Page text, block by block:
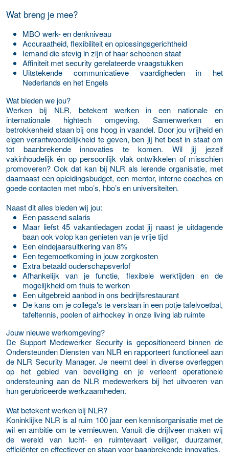
Wat breng je mee?
MBO werk- en denkniveau
Accuraatheid, flexibiliteit en oplossingsgerichtheid
Iemand die stevig in zijn of haar schoenen staat
Affiniteit met security gerelateerde vraagstukken
Uitstekende communicatieve vaardigheden in het
Nederlands en het Engels
Wat bieden we jou?
Werken bij NLR, betekent werken in een nationale en
internationale hightech omgeving. Samenwerken en
betrokkenheid staan bij ons hoog in vaandel. Door jou vrijheid en
eigen verantwoordelijkheid te geven, ben jij het best in staat om
tot baanbrekende innovaties te komen. Wil jij jezelf
vakinhoudelijk én op persoonlijk vlak ontwikkelen of misschien
promoveren? Ook dat kan bij NLR als lerende organisatie, met
daarnaast een opleidingsbudget, een mentor, interne coaches en
goede contacten met mbo’s, hbo’s en universiteiten.
Naast dit alles bieden wij jou:
Een passend salaris
Maar liefst 45 vakantiedagen zodat jij naast je uitdagende
baan ook volop kan genieten van je vrije tijd
Een eindejaarsuitkering van 8%
Een tegemoetkoming in jouw zorgkosten
Extra betaald ouderschapsverlof
Afhankelijk van je functie, flexibele werktijden en de
mogelijkheid om thuis te werken
Een uitgebreid aanbod in ons bedrijfsrestaurant
De kans om je collega's te verslaan in een potje tafelvoetbal,
tafeltennis, poolen of airhockey in onze living lab ruimte
Jouw nieuwe werkomgeving?
De Support Medewerker Security is gepositioneerd binnen de
Ondersteunden Diensten van NLR en rapporteert functioneel aan
de NLR Security Manager. Je neemt deel in diverse overleggen
op het gebied van beveiliging en je verleent operationele
ondersteuning aan de NLR medewerkers bij het uitvoeren van
hun gerubriceerde werkzaamheden.
Wat betekent werken bij NLR?
Koninklijke NLR is al ruim 100 jaar een kennisorganisatie met de
wil en ambitie om te vernieuwen. Vanuit die drijfveer maken wij
de wereld van lucht- en ruimtevaart veiliger, duurzamer,
efficiënter en effectiever en staan voor baanbrekende innovaties.